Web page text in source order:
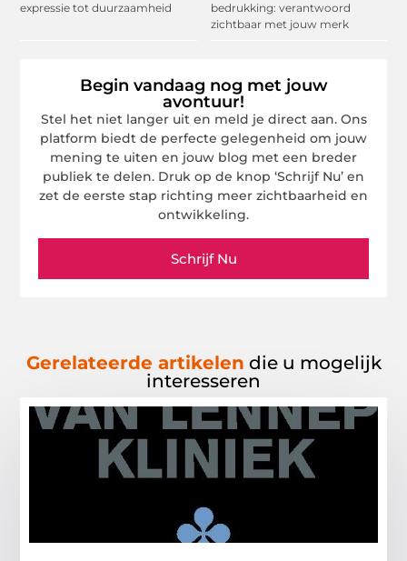
expressie tot duurzaamheid
bedrukking: verantwoord
zichtbaar met jouw merk
Begin vandaag nog met jouw
avontuur!
Stel het niet langer uit en meld je direct aan. Ons
platform biedt de perfecte gelegenheid om jouw
mening te uiten en jouw blog met een breder
publiek te delen. Druk op de knop ‘Schrijf Nu’ en
zet de eerste stap richting meer zichtbaarheid en
ontwikkeling.
Schrijf Nu
Gerelateerde artikelen die u mogelijk
interesseren